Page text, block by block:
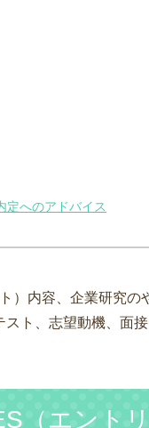
定へのアドバイス
）内容、企業研究の
ト、志望動機、面
（エントリ